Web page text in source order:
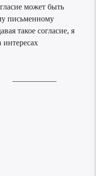
может быть
письменному
такое согласие, я
интересах